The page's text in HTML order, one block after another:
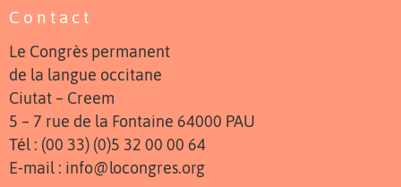
Contact
Le Congrès permanent
de la langue occitane
Ciutat – Creem
5 – 7 rue de la Fontaine 64000 PAU
Tél : (00 33) (0)5 32 00 00 64
E-mail : info@locongres.org